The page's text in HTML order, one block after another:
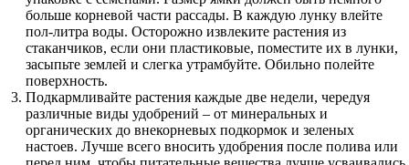
больше корневой части рассады. В каждую лунку влейте
пол-литра воды. Осторожно извлеките растения из
стаканчиков, если они пластиковые, поместите их в лунки,
засыпьте землей и слегка утрамбуйте. Обильно полейте
поверхность.
Подкармливайте растения каждые две недели, чередуя
различные виды удобрений – от минеральных и
органических до внекорневых подкормок и зеленых
настоев. Лучше всего вносить удобрения после полива или